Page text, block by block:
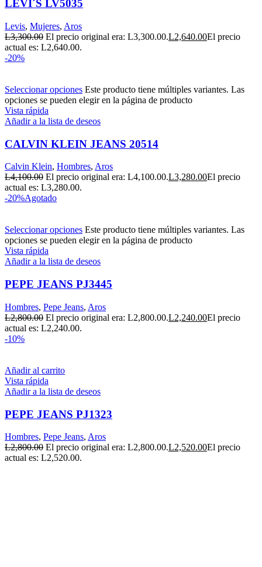
LEVI´S LV5035
Levis, Mujeres, Aros
L3,300.00 El precio original era: L3,300.00.L2,640.00El precio
actual es: L2,640.00.
-20%
Seleccionar opciones Este producto tiene múltiples variantes. Las
opciones se pueden elegir en la página de producto
Vista rápida
Añadir a la lista de deseos
CALVIN KLEIN JEANS 20514
Calvin Klein, Hombres, Aros
L4,100.00 El precio original era: L4,100.00.L3,280.00El precio
actual es: L3,280.00.
-20%Agotado
Seleccionar opciones Este producto tiene múltiples variantes. Las
opciones se pueden elegir en la página de producto
Vista rápida
Añadir a la lista de deseos
PEPE JEANS PJ3445
Hombres, Pepe Jeans, Aros
L2,800.00 El precio original era: L2,800.00.L2,240.00El precio
actual es: L2,240.00.
-10%
Añadir al carrito
Vista rápida
Añadir a la lista de deseos
PEPE JEANS PJ1323
Hombres, Pepe Jeans, Aros
L2,800.00 El precio original era: L2,800.00.L2,520.00El precio
actual es: L2,520.00.